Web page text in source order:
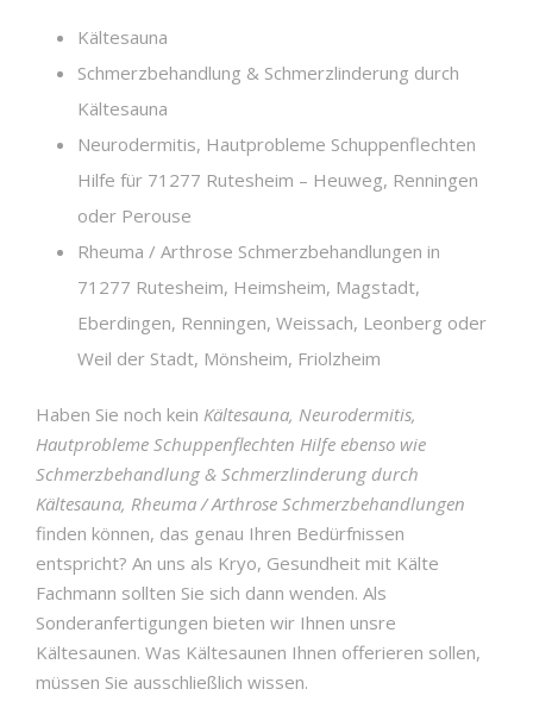
Kältesauna
Schmerzbehandlung & Schmerzlinderung durch
Kältesauna
Neurodermitis, Hautprobleme Schuppenflechten
Hilfe für 71277 Rutesheim – Heuweg, Renningen
oder Perouse
Rheuma / Arthrose Schmerzbehandlungen in
71277 Rutesheim, Heimsheim, Magstadt,
Eberdingen, Renningen, Weissach, Leonberg oder
Weil der Stadt, Mönsheim, Friolzheim
Haben Sie noch kein Kältesauna, Neurodermitis,
Hautprobleme Schuppenflechten Hilfe ebenso wie
Schmerzbehandlung & Schmerzlinderung durch
Kältesauna, Rheuma / Arthrose Schmerzbehandlungen
finden können, das genau Ihren Bedürfnissen
entspricht? An uns als Kryo, Gesundheit mit Kälte
Fachmann sollten Sie sich dann wenden. Als
Sonderanfertigungen bieten wir Ihnen unsre
Kältesaunen. Was Kältesaunen Ihnen offerieren sollen,
müssen Sie ausschließlich wissen.